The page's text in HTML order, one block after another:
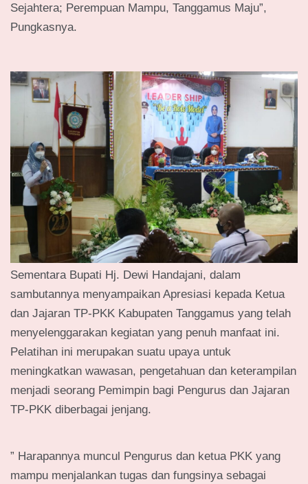
Sejahtera; Perempuan Mampu, Tanggamus Maju”,
Pungkasnya.
Sementara Bupati Hj. Dewi Handajani, dalam
sambutannya menyampaikan Apresiasi kepada Ketua
dan Jajaran TP-PKK Kabupaten Tanggamus yang telah
menyelenggarakan kegiatan yang penuh manfaat ini.
Pelatihan ini merupakan suatu upaya untuk
meningkatkan wawasan, pengetahuan dan keterampilan
menjadi seorang Pemimpin bagi Pengurus dan Jajaran
TP-PKK diberbagai jenjang.
” Harapannya muncul Pengurus dan ketua PKK yang
mampu menjalankan tugas dan fungsinya sebagai